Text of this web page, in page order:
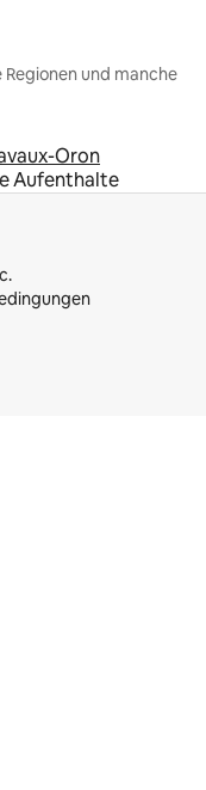
und manche
Oron
Aufenthalte